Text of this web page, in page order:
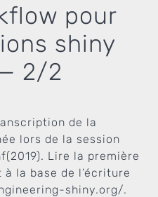
pour
shiny
2/2
de la
lors de la session
Lire la première
la base de l’écriture
shiny.org/.